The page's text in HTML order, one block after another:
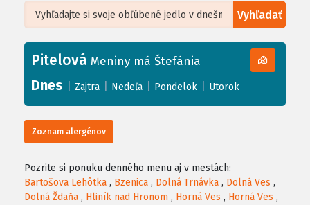
Vyhľadať
+
−
Leaflet| ©OpenStreetMap, Tiles courtesy ofHumanitarian OpenStreetMap
Pitelová Meniny má Štefánia
Dnes Zajtra Nedeľa Pondelok Utorok
Zoznam alergénov
Pozrite si ponuku denného menu aj v mestách:
Bartošova Lehôtka , Bzenica , Dolná Trnávka , Dolná Ves ,
Dolná Ždaňa , Hliník nad Hronom , Horná Ves , Horná Ves ,